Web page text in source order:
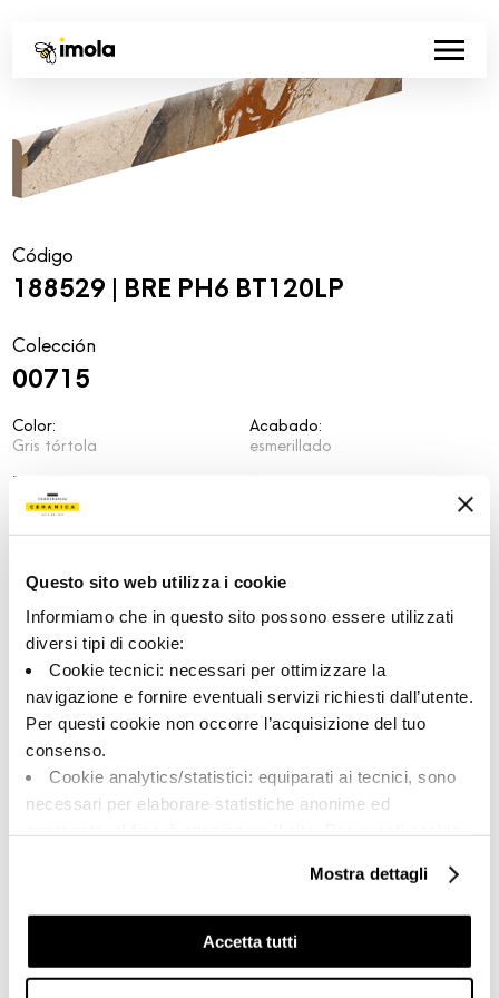
Questo sito web utilizza i cookie
Informiamo che in questo sito possono essere utilizzati
diversi tipi di cookie:
Cookie tecnici: necessari per ottimizzare la
navigazione e fornire eventuali servizi richiesti dall’utente.
Per questi cookie non occorre l’acquisizione del tuo
consenso.
Cookie analytics/statistici: equiparati ai tecnici, sono
necessari per elaborare statistiche anonime ed
Cookie di profilazione/marketing: sono utilizzati, solo
previo tuo consenso, per esaminare le tue abitudini di
navigazione e mostrarti quindi avvisi pubblicitari mirati, in
linea con le tue preferenze.
Mostra dettagli
Accetta tutti
Código
188529 | BRE PH6 BT120LP
Colección
00715
Color:
Gris tórtola
Tipo:
Pizas especiales
Formato:
Acabado:
esmerillado
Destonalización:
PZ
Share: